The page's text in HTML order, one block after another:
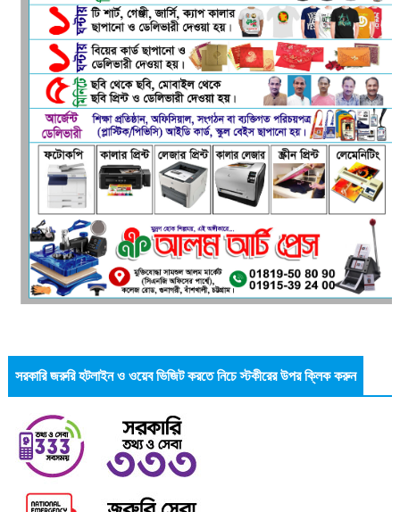
সরকারি জরুরি হটলাইন ও ওয়েব ভিজিট করতে নিচে স্টকীরের উপর ক্লিক করুন